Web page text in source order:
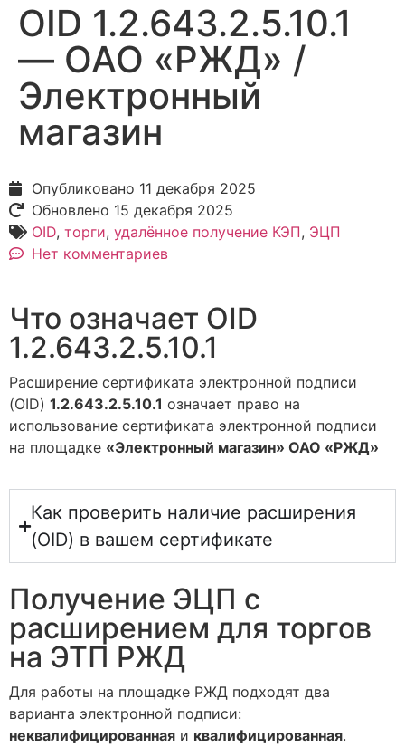
OID 1.2.643.2.5.10.1
— ОАО «РЖД» /
Электронный
магазин
Опубликовано 11 декабря 2025
Обновлено 15 декабря 2025
OID, торги, удалённое получение КЭП, ЭЦП
Нет комментариев
Что означает OID
1.2.643.2.5.10.1
Расширение сертификата электронной подписи
(OID) 1.2.643.2.5.10.1 означает право на
использование сертификата электронной подписи
на площадке «Электронный магазин» ОАО «РЖД»
Как проверить наличие расширения
(OID) в вашем сертификате
Получение ЭЦП с
расширением для торгов
на ЭТП РЖД
Для работы на площадке РЖД подходят два
варианта электронной подписи:
неквалифицированная и квалифицированная.